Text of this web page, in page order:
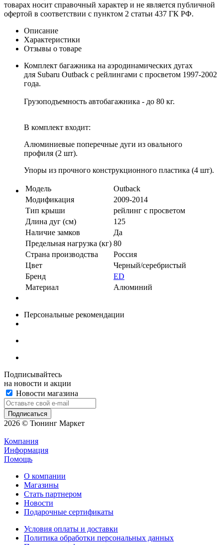
товарах носит справочный характер и не является публичной
офертой в соответствии с пунктом 2 статьи 437 ГК РФ.
Описание
Характеристики
Отзывы о товаре
Комплект багажника на аэродинамических дугах
для Subaru Outback с рейлингами с просветом 1997-2002
года.
Грузоподъемность автобагажника - до 80 кг.
В комплект входит:
Алюминиевые поперечные дуги из овального
профиля (2 шт).
Упоры из прочного конструкционного пластика (4 шт).
Модель
Outback
Модификация
2009-2014
Тип крыши
рейлинг с просветом
Длина дуг (см)
125
Наличие замков
Да
Предельная нагрузка (кг) 80
Страна производства
Россия
Цвет
Черный/серебристый
Бренд
ED
Материал
Алюминий
Персональные рекомендации
Подписывайтесь
на новости и акции
Новости магазина
2026 © Тюнинг Маркет
Компания
Информация
Помощь
О компании
Магазины
Стать партнером
Новости
Подарочные сертификаты
Условия оплаты и доставки
Политика обработки персональных данных